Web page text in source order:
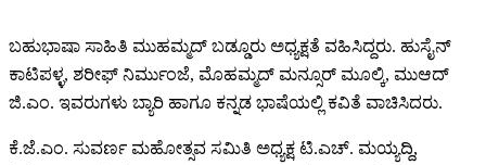
ಬಹುಭಾಷಾ ಸಾಹಿತಿ ಮುಹಮ್ಮದ್ ಬಡ್ಡೂರು ಅಧ್ಯಕ್ಷತೆ ವಹಿಸಿದ್ದರು. ಹುಸೈನ್
ಕಾಟಿಪಳ್ಳ, ಶರೀಫ್ ನಿರ್ಮುಂಜೆ, ಮೊಹಮ್ಮದ್ ಮನ್ಸೂರ್ ಮೂಲ್ಕಿ, ಮುಆದ್
ಜಿ.ಎಂ. ಇವರುಗಳು ಬ್ಯಾರಿ ಹಾಗೂ ಕನ್ನಡ ಭಾಷೆಯಲ್ಲಿ ಕವಿತೆ ವಾಚಿಸಿದರು.
ಕೆ.ಜೆ.ಎಂ. ಸುವರ್ಣ ಮಹೋತ್ಸವ ಸಮಿತಿ ಅಧ್ಯಕ್ಷ ಟಿ.ಎಚ್‌. ಮಯ್ಯದ್ದಿ,